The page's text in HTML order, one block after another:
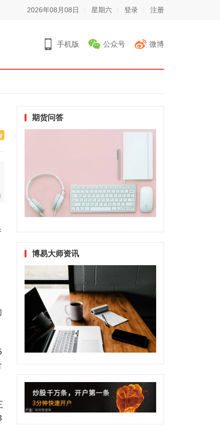
2026年08月08日 星期六 登录 注册
手机版 公众号 微博
期货问答
博易大师资讯